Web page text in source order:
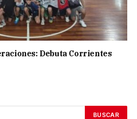
Debuta Corrientes